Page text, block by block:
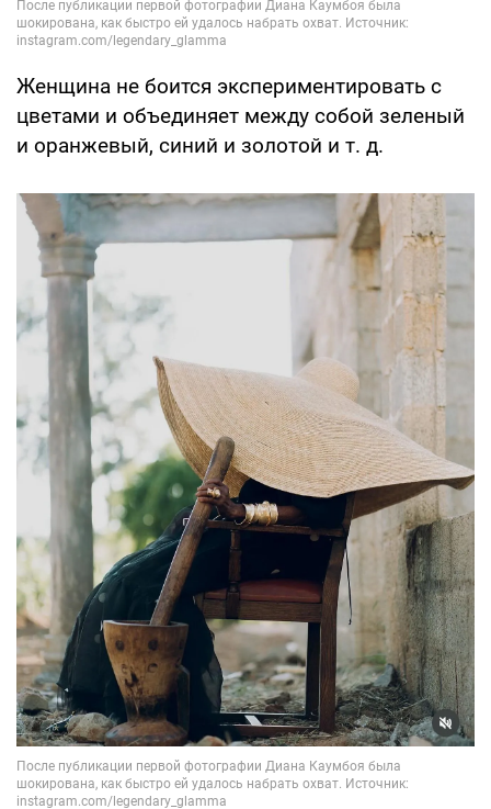
Женщина не боится экспериментировать с
цветами и объединяет между собой зеленый
и оранжевый, синий и золотой и т. д.